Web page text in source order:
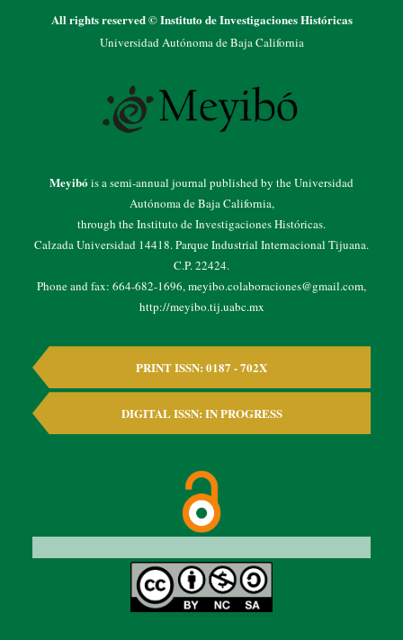
PRINT ISSN: 0187 - 702X
DIGITAL ISSN: IN PROGRESS
All rights reserved © Instituto de Investigaciones Históricas
Universidad Autónoma de Baja California
Meyibóis a semi-annual journal published by the Universidad
Autónoma de Baja California,
through the Instituto de Investigaciones Históricas.
Calzada Universidad 14418. Parque Industrial Internacional Tijuana.
C.P. 22424.
Phone and fax: 664-682-1696, meyibo.colaboraciones@gmail.com,
http://meyibo.tij.uabc.mx